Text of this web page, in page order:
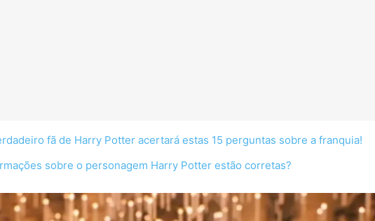
fã de Harry Potter acertará estas 15 perguntas sobre a franquia!
sobre o personagem Harry Potter estão corretas?